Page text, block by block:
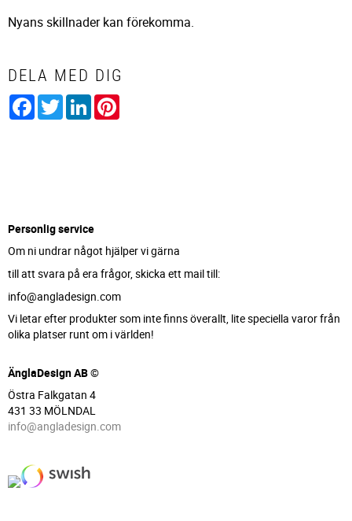
Nyans skillnader kan förekomma.
DELA MED DIG
Facebook
TwitterLinkedIn
Personlig service
Om ni undrar något hjälper vi gärna
till att svara på era frågor, skicka ett mail till:
info@angladesign.com
Vi letar efter produkter som inte finns överallt, lite speciella varor från
olika platser runt om i världen!
ÄnglaDesign AB ©
Östra Falkgatan 4
431 33 MÖLNDAL
info@angladesign.com